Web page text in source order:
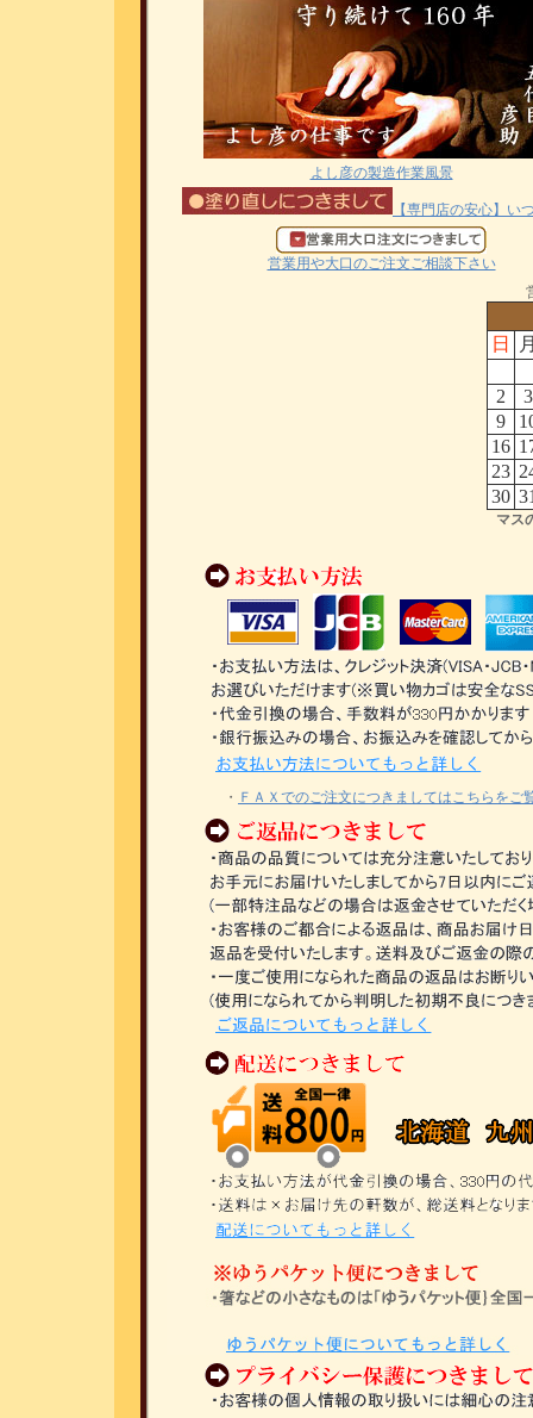
よし彦の製造作業風景
【専門店の安心】い
営業用や大口のご注文ご相談下さい
日
2
3
9
16
23
30
マス
・ ＦＡＸでのご注文につきましてはこちらをご